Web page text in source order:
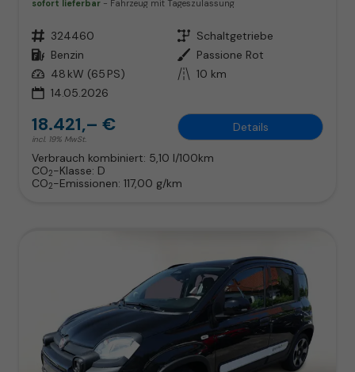
sofort lieferbar Fahrzeug mit Tageszulassung
Fahrzeugnr. 324460 Getriebe Schaltgetriebe
Kraftstoff Benzin Außenfarbe Passione Rot
Leistung 48 kW (65 PS) Kilometerstand 10 km
14.05.2026
18.421,– €
incl. 19% MwSt.
Details
Verbrauch kombiniert: 5,10 l/100km
CO2-Klasse: D
CO2-Emissionen: 117,00 g/km